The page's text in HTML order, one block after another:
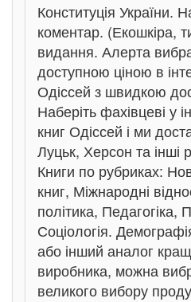
Конституція України.
коментар. (Екошкіра,
видання. Алерта
доступною ціною в
Одіссей з швидкою
Наберіть фахівцеві у
книг Одіссей і ми
Луцьк, Херсон та інші
Книги по рубриках:
книг, Міжнародні
політика, Педагогіка,
Соціологія.
або інший аналог
виробника, можна
великого вибору